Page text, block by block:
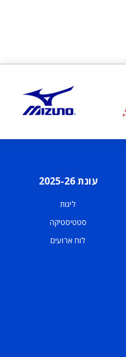
עונת 2025-26
ליגות
סטטיסטיקה
לוח ארועים